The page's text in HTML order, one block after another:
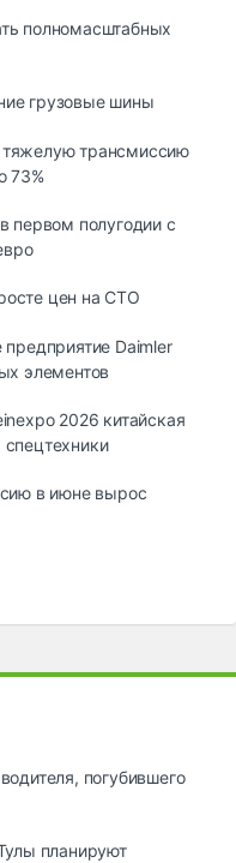
полномасштабных
грузовые шины
тяжелую трансмиссию
73%
первом полугодии с
цен на СТО
Daimler
элементов
2026 китайская
в июне вырос
погубившего
планируют